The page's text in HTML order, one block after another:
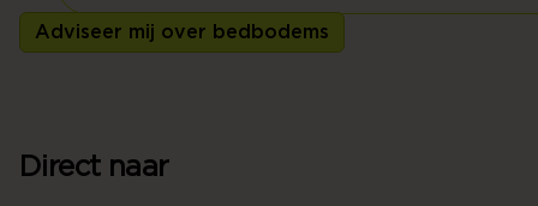
Adviseer mij over bedbodems
Direct naar